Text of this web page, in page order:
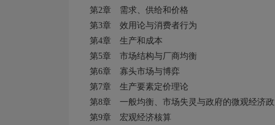
第2章 需求、供给和价格
第3章 效用论与消费者行为
第4章 生产和成本
第5章 市场结构与厂商均衡
第6章 寡头市场与博弈
第7章 生产要素定价理论
第8章 一般均衡、市场失灵与政府的微观经济
第9章 宏观经济核算